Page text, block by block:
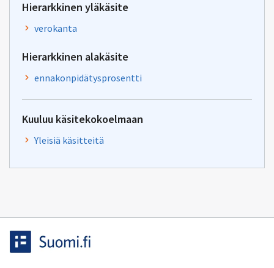
Hierarkkinen yläkäsite
verokanta
Hierarkkinen alakäsite
ennakonpidätysprosentti
Kuuluu käsitekokoelmaan
Yleisiä käsitteitä